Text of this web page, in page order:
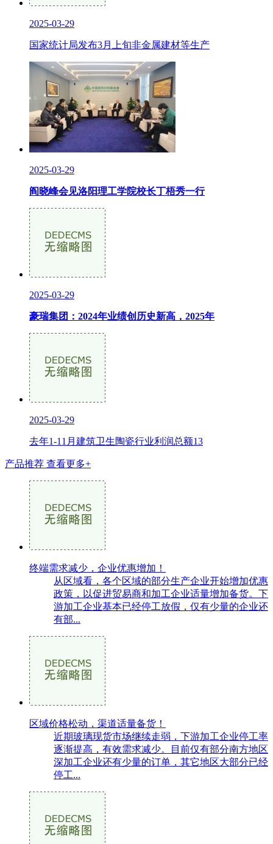
2025-03-29
国家统计局发布3月上旬非金属建材等生产
2025-03-29
阎晓峰会见洛阳理工学院校长丁梧秀一行
2025-03-29
豪瑞集团：2024年业绩创历史新高，2025年
2025-03-29
去年1-11月建筑卫生陶瓷行业利润总额13
产品推荐 查看更多+
终端需求减少，企业优惠增加！
从区域看，各个区域的部分生产企业开始增加优惠
政策，以促进贸易商和加工企业适量增加备货。下
游加工企业基本已经停工放假，仅有少量的企业还
有部...
区域价格松动，渠道适量备货！
近期玻璃现货市场继续走弱，下游加工企业停工率
逐渐提高，有效需求减少。目前仅有部分南方地区
深加工企业还有少量的订单，其它地区大部分已经
停工...